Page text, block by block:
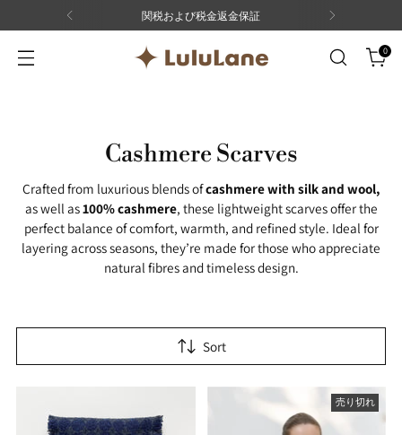
関税および税金返金保証
0
Cashmere Scarves
Crafted from luxurious blends ofcashmerewith silk and wool,
as well as100% cashmere, these lightweight scarves offer the
perfect balance of comfort, warmth, and refined style. Ideal for
layering across seasons, they’re made for those who appreciate
natural fibres and timeless design.
Sort
売り切れ